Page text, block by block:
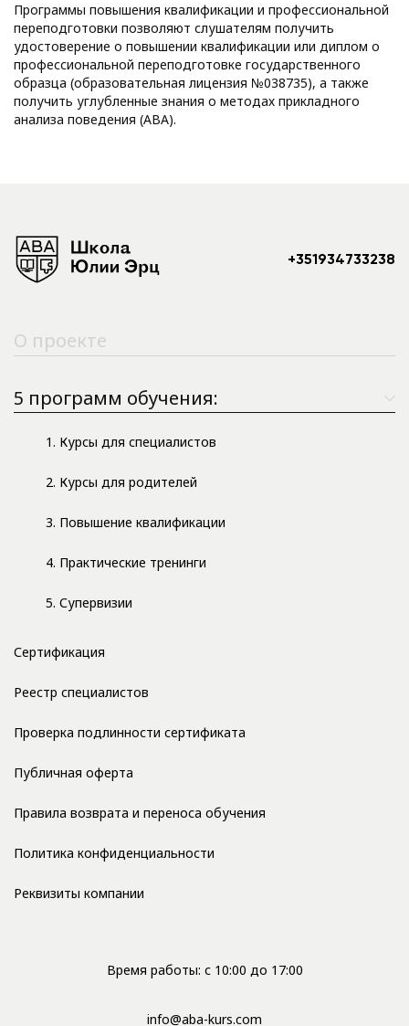
Программы повышения квалификации и профессиональной
переподготовки позволяют слушателям получить
удостоверение о повышении квалификации или диплом о
профессиональной переподготовке государственного
образца (образовательная лицензия №038735), а также
получить углубленные знания о методах прикладного
анализа поведения (АВА).
+351934733238
О проекте
5 программ обучения:
1. Курсы для специалистов
2. Курсы для родителей
3. Повышение квалификации
4. Практические тренинги
5. Супервизии
Сертификация
Реестр специалистов
Проверка подлинности сертификата
Публичная оферта
Правила возврата и переноса обучения
Политика конфиденциальности
Реквизиты компании
Время работы: с 10:00 до 17:00
info@aba-kurs.com